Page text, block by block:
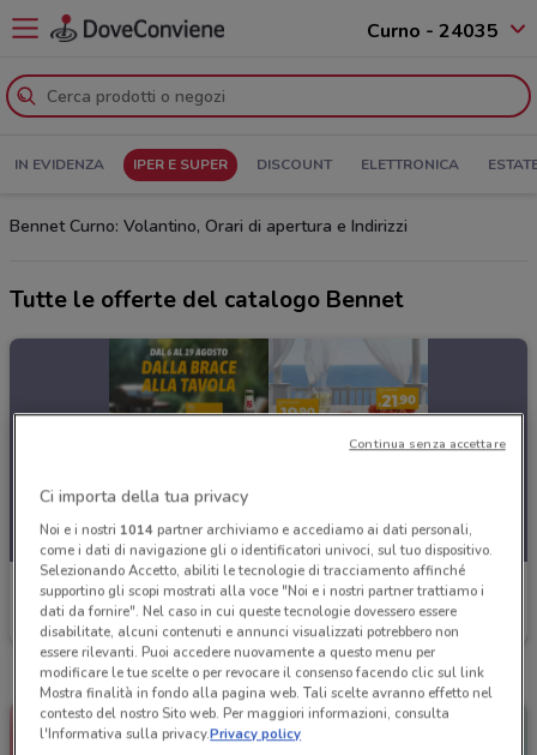
Curno - 24035
IN EVIDENZA IPER E SUPER DISCOUNT ELETTRONICA
Bennet Curno: Volantino, Orari di apertura e Indirizzi
Tutte le offerte del catalogo Bennet
Bennet
Scade il 19/08
Ci importa della tua privacy
Noi e i nostri 1014partner archiviamo e accediamo ai dati personali,
come i dati di navigazione gli o identificatori univoci, sul tuo dispositivo.
Selezionando Accetto, abiliti le tecnologie di tracciamento affinché
supportino gli scopi mostrati alla voce "Noi e i nostri partner trattiamo i
dati da fornire". Nel caso in cui queste tecnologie dovessero essere
disabilitate, alcuni contenuti e annunci visualizzati potrebbero non
essere rilevanti. Puoi accedere nuovamente a questo menu per
modificare le tue scelte o per revocare il consenso facendo clic sul link
Mostra finalità in fondo alla pagina web. Tali scelte avranno effetto nel
contesto del nostro Sito web. Per maggiori informazioni, consulta
l'Informativa sulla privacy.Privacy policy
Continua senza accettare